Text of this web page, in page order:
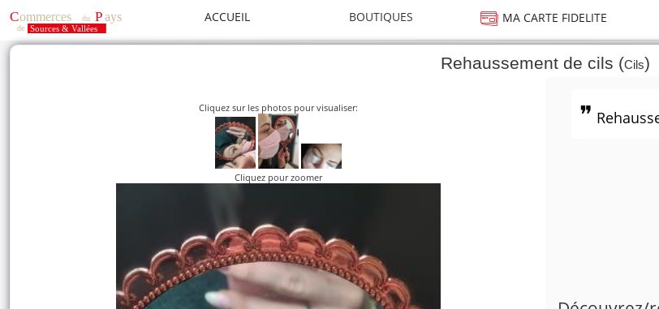
ACCUEIL BOUTIQUES MA CARTE FIDELITE
Rehaussement de cils (Cils)
Cliquez sur les photos pour visualiser:
Cliquez pour zoomer